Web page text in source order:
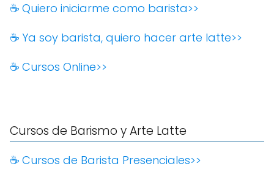
☕️ Quiero iniciarme como barista>>
☕️ Ya soy barista, quiero hacer arte latte>>
☕️ Cursos Online>>
Cursos de Barismo y Arte Latte
☕️ Cursos de Barista Presenciales>>